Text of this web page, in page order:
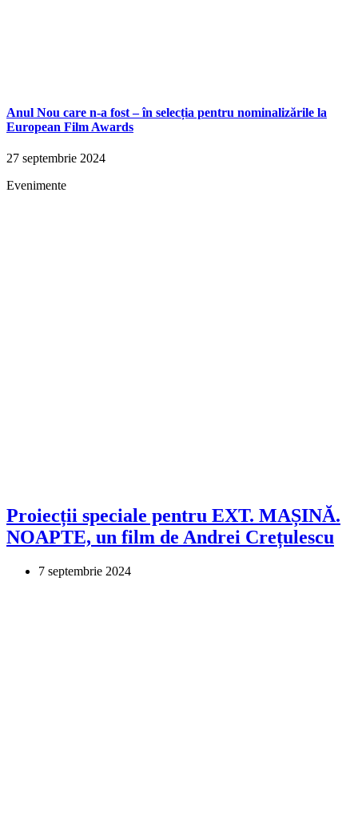
Anul Nou care n-a fost – în selecția pentru nominalizările la
European Film Awards
27 septembrie 2024
Evenimente
Proiecții speciale pentru EXT. MAȘINĂ.
NOAPTE, un film de Andrei Crețulescu
7 septembrie 2024